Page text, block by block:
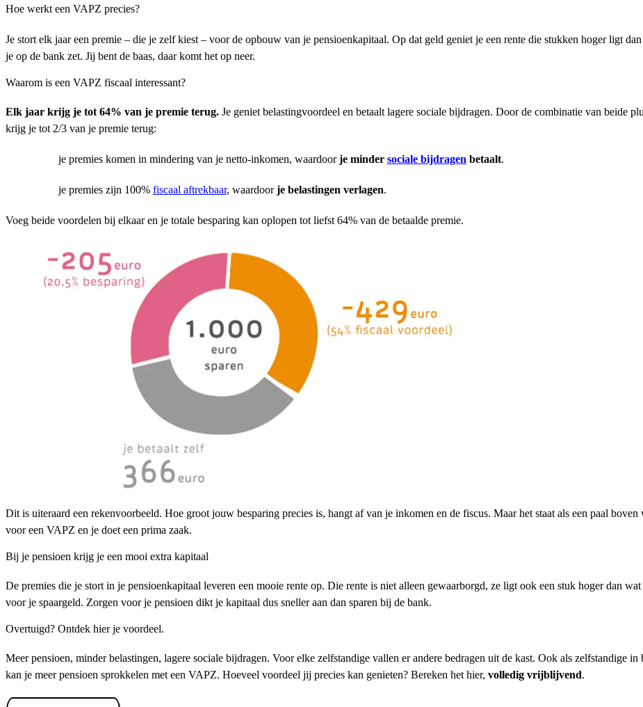
Hoe werkt een VAPZ precies?
Je stort elk jaar een premie – die je zelf kiest – voor de opbouw van je pensioenkapitaal. Op dat geld geniet je een rente die stukken hoger ligt
je op de bank zet. Jij bent de baas, daar komt het op neer.
Waarom is een VAPZ fiscaal interessant?
Elk jaar krijg je tot 64% van je premie terug. Je geniet belastingvoordeel en betaalt lagere sociale bijdragen. Door de combinatie van beide
krijg je tot 2/3 van je premie terug:
je premies komen in mindering van je netto-inkomen, waardoorje minder sociale bijdragen betaalt.
je premies zijn 100% fiscaal aftrekbaar, waardoorje belastingen verlagen.
Voeg beide voordelen bij elkaar en je totale besparing kan oplopen tot liefst 64% van de betaalde premie.
Dit is uiteraard een rekenvoorbeeld. Hoe groot jouw besparing precies is, hangt af van je inkomen en de fiscus. Maar het staat als een paal boven
voor een VAPZ en je doet een prima zaak.
Bij je pensioen krijg je een mooi extra kapitaal
De premies die je stort in je pensioenkapitaal leveren een mooie rente op. Die rente is niet alleen gewaarborgd, ze ligt ook een stuk hoger dan
voor je spaargeld. Zorgen voor je pensioen dikt je kapitaal dus sneller aan dan sparen bij de bank.
Overtuigd? Ontdek hier je voordeel.
Meer pensioen, minder belastingen, lagere sociale bijdragen. Voor elke zelfstandige vallen er andere bedragen uit de kast. Ook als zelfstandige in
kan je meer pensioen sprokkelen met een VAPZ. Hoeveel voordeel jij precies kan genieten? Bereken het hier, volledig vrijblijvend.